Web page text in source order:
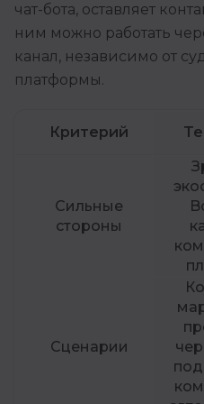
чат-бота, оставляет
ним можно работать
канал, независимо от
платформы.
Критерий
Сильные
стороны
Сценарии